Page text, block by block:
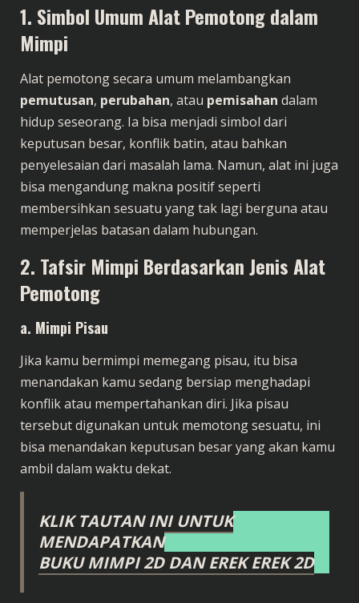
1. Simbol Umum Alat Pemotong dalam
Mimpi
Alat pemotong secara umum melambangkan
pemutusan, perubahan, atau pemisahan dalam
hidup seseorang. Ia bisa menjadi simbol dari
keputusan besar, konflik batin, atau bahkan
penyelesaian dari masalah lama. Namun, alat ini juga
bisa mengandung makna positif seperti
membersihkan sesuatu yang tak lagi berguna atau
memperjelas batasan dalam hubungan.
2. Tafsir Mimpi Berdasarkan Jenis Alat
Pemotong
a. Mimpi Pisau
Jika kamu bermimpi memegang pisau, itu bisa
menandakan kamu sedang bersiap menghadapi
konflik atau mempertahankan diri. Jika pisau
tersebut digunakan untuk memotong sesuatu, ini
bisa menandakan keputusan besar yang akan kamu
ambil dalam waktu dekat.
KLIK TAUTAN INI UNTUK
MENDAPATKAN
BUKU MIMPI 2D DAN EREK EREK 2D